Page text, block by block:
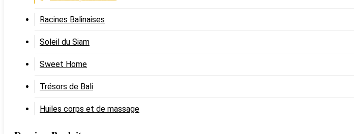
Racines Balinaises
Soleil du Siam
Sweet Home
Trésors de Bali
Huiles corps et de massage